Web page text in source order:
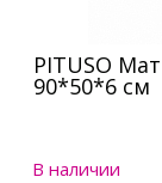
PITUSO
90*50*6 см
В наличии